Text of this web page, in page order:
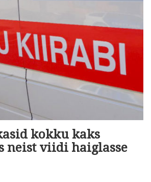
kokku kaks
neist viidi haiglasse